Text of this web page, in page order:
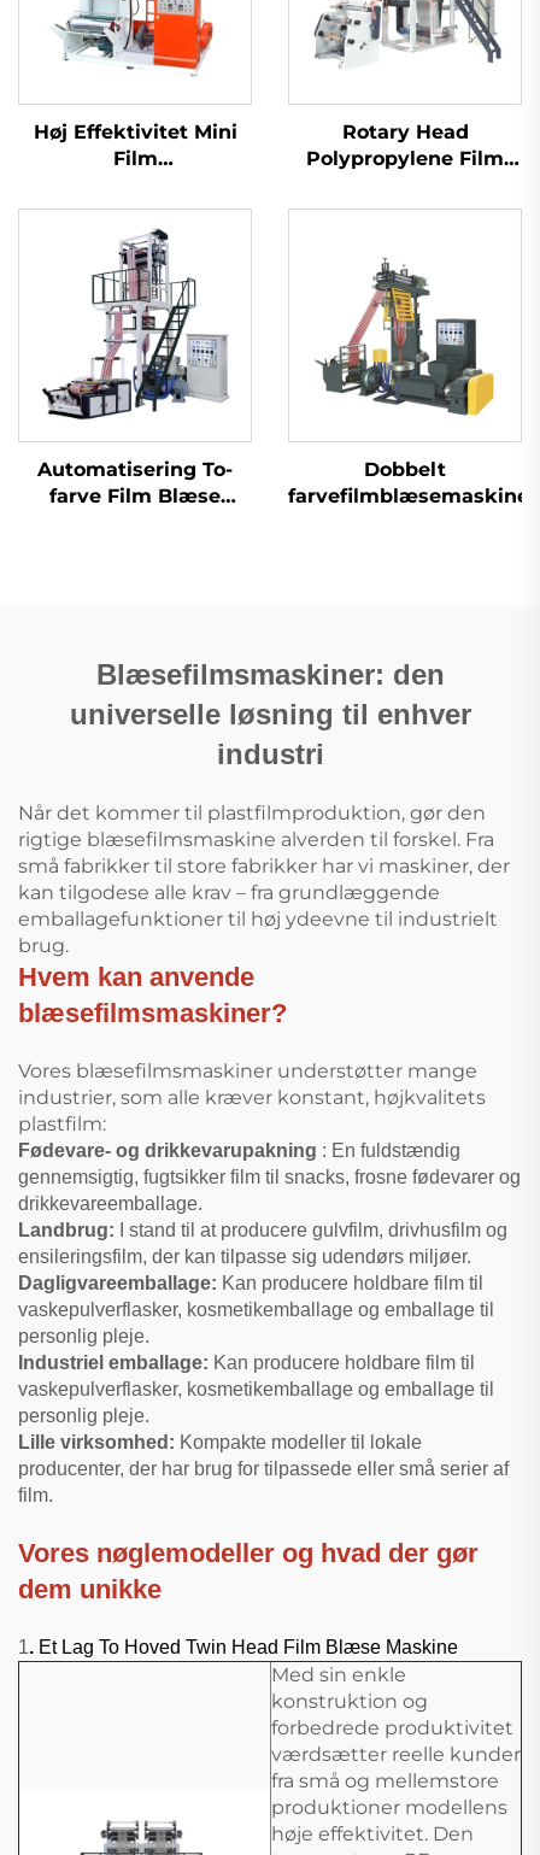
Høj Effektivitet Mini
Film
Rotary Head
Polypropylene Film
Automatisering To-
farve Film Blæse
Dobbelt
farvefilmblæsemaskine
Blæsefilmsmaskiner: den
universelle løsning til enhver
industri
Når det kommer til plastfilmproduktion, gør den
rigtige blæsefilmsmaskine alverden til forskel. Fra
små fabrikker til store fabrikker har vi maskiner, der
kan tilgodese alle krav – fra grundlæggende
emballagefunktioner til høj ydeevne til industrielt
brug.
Hvem kan anvende
blæsefilmsmaskiner?
Vores blæsefilmsmaskiner understøtter mange
industrier, som alle kræver konstant, højkvalitets
plastfilm:
Fødevare- og drikkevarupakning : En fuldstændig
gennemsigtig, fugtsikker film til snacks, frosne fødevarer og
drikkevareemballage.
Landbrug:
I stand til at producere gulvfilm, drivhusfilm og
ensileringsfilm, der kan tilpasse sig udendørs miljøer.
Dagligvareemballage: Kan producere holdbare film til
vaskepulverflasker, kosmetikemballage og emballage til
personlig pleje.
Industriel emballage: Kan producere holdbare film til
vaskepulverflasker, kosmetikemballage og emballage til
personlig pleje.
Lille virksomhed: Kompakte modeller til lokale
producenter, der har brug for tilpassede eller små serier af
film.
Vores nøglemodeller og hvad der gør
dem unikke
1. Et Lag To Hoved Twin Head Film Blæse Maskine
Med sin enkle
konstruktion og
forbedrede produktivitet
værdsætter reelle kunder
fra små og mellemstore
produktioner modellens
høje effektivitet. Den